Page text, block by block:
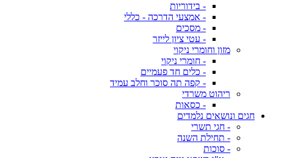
- בידוריות
- אמצעי הדרכה - כללי
- מסכים
- עטי ציון לייזר
מזון וחומרי ניקוי
- חומרי ניקוי
- כלים חד פעמיים
- קפה תה סוכר וחלב עמיד
ריהוט משרדי
- כסאות
חגים ונושאים נלמדים
- חגי תשרי
- תחילת השנה
- סוכות